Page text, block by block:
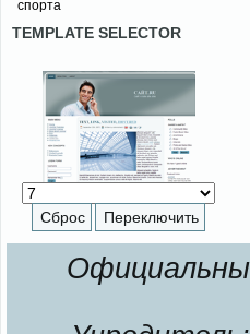
спорта
TEMPLATE SELECTOR